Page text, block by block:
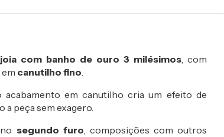
com banho de ouro 3 milésimos, com
canutilho fino.
em canutilho cria um efeito de
a peça sem exagero.
segundo furo, composições com outros